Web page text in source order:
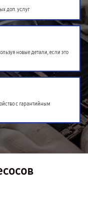
доп. услуг
новые детали, если это
с гарантийным